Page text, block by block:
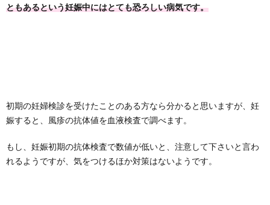
ともあるという妊娠中にはとても恐ろしい病気です。
初期の妊婦検診を受けたことのある方なら分かると思いますが、妊
娠すると、風疹の抗体値を血液検査で調べます。
もし、妊娠初期の抗体検査で数値が低いと、注意して下さいと言わ
れるようですが、気をつけるほか対策はないようです。